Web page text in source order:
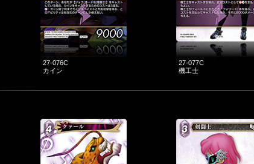
27-076C
カイン
27-077C
機工士